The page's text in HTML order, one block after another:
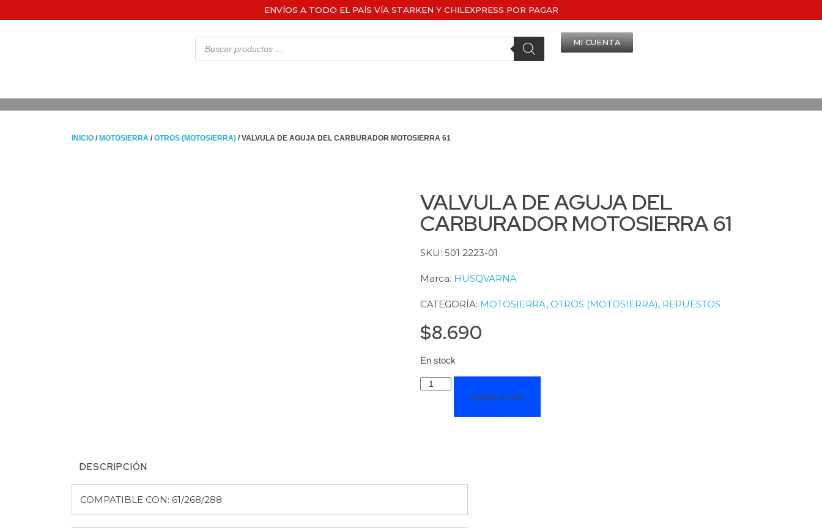
ENVÍOS A TODO EL PAÍS VÍA STARKEN Y CHILEXPRESS POR PAGAR
MI CUENTA
INICIO / MOTOSIERRA / OTROS (MOTOSIERRA) / VALVULA DE AGUJA DEL CARBURADOR MOTOSIERRA 61
VALVULA DE AGUJA DEL
CARBURADOR MOTOSIERRA 61
SKU: 501 2223-01
Marca: HUSQVARNA
CATEGORÍA: MOTOSIERRA, OTROS (MOTOSIERRA), REPUESTOS
$8.690
En stock
Agrega al carro
DESCRIPCIÓN
COMPATIBLE CON: 61/268/288